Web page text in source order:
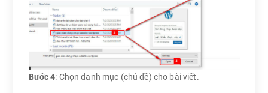
Bước 4: Chọn danh mục (chủ đề) cho bài viết.